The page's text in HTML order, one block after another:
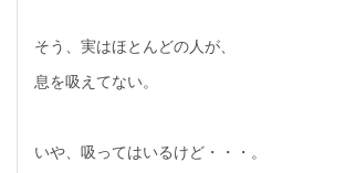
そう、実はほとんどの人が、
息を吸えてない。
いや、吸ってはいるけど・・・。